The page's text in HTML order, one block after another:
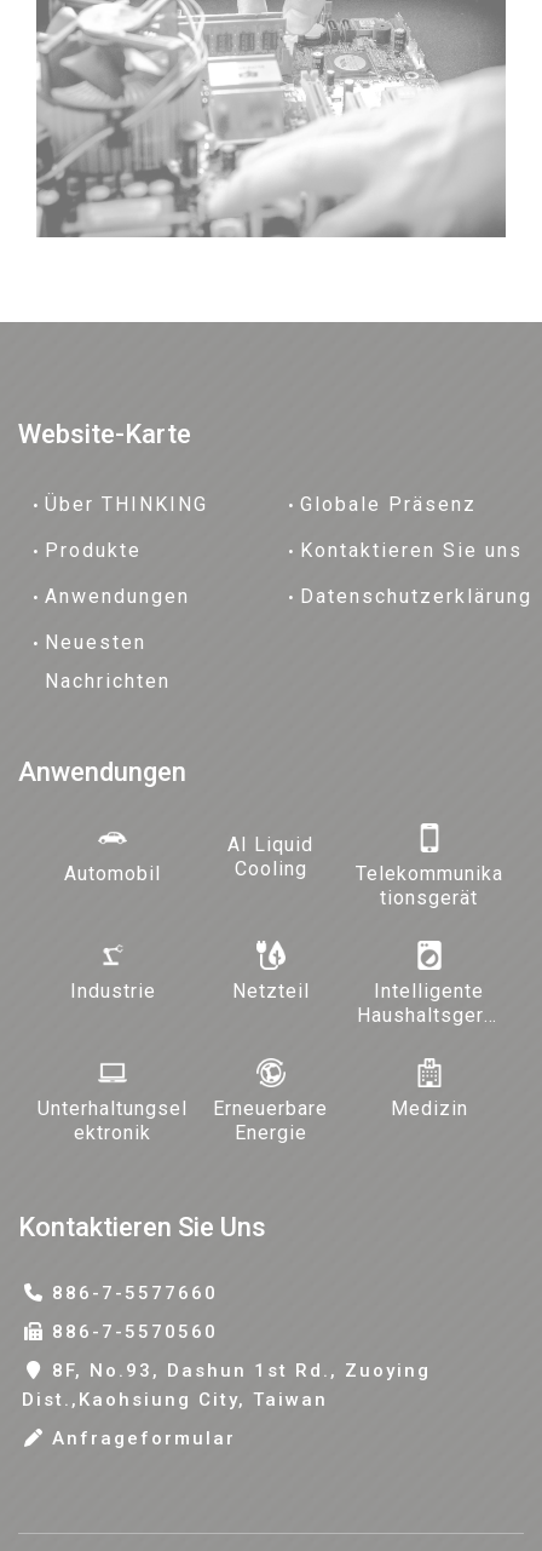
Website-Karte
Über THINKING
Produkte
Anwendungen
Neuesten
Nachrichten
Globale Präsenz
Kontaktieren Sie uns
Datenschutzerklärung
Anwendungen
Automobil
AI Liquid
Cooling
Telekommunika
tionsgerät
Industrie Netzteil
Intelligente
Haushaltsgerät
Beleuchtung
Unterhaltungsel
ektronik
Erneuerbare
Energie
Medizin
Kontaktieren Sie Uns
886-7-5577660
886-7-5570560
8F, No.93, Dashun 1st Rd., Zuoying
Dist.,Kaohsiung City, Taiwan
Anfrageformular